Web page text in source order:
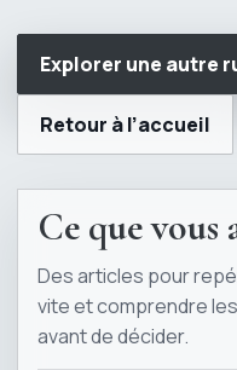
Explorer une autre
Retour à l’accueil
Ce que
Des articles pour
vite et comprendre
avant de décider.